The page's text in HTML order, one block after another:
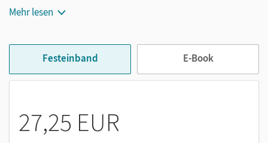
einer Doppelseite Grundwissen abgeschlossen.
Lesetext, ideal für die häusliche Vorbereitung und zum
Methoden: Alle methodischen Kompetenzen in
über die Aufgaben und die Linkleiste angesteuert
werden. Für eine stete Vernetzung der methodischen
Mehr lesen
Festeinband E-Book
27,25 EUR